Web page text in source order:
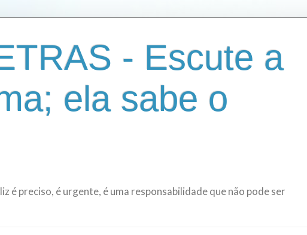
- Escute a
ela sabe o
é preciso, é urgente, é uma responsabilidade que não pode ser